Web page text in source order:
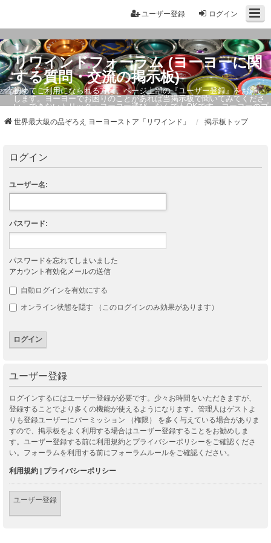
ログイン
ユーザー登録
リワインドフォーラム (ヨーヨーに関
する質問・交流の掲示板)
初めてご利用になられる方は、ページ上部の『ユーザー登録』をお願い
します。ヨーヨーでお困りのことがあれば当掲示板で聞いてみてくださ
い。できないトリック・ヨーヨー選び、なんでもOKです。ヨーヨーのプ
世界最大級の品ぞろえ ヨーヨーストア「リワインド」 掲示板トップ
ログイン
ユーザー名:
パスワード:
パスワードを忘れてしまいました
アカウント有効化メールの送信
自動ログインを有効にする
オンライン状態を隠す （このログインのみ効果があります）
ユーザー登録
ログインするにはユーザー登録が必要です。少々お時間をいただきますが、
登録することでより多くの機能が使えるようになります。管理人はゲストよ
りも登録ユーザーにパーミッション （権限） を多く与えている場合がありま
すので、掲示板をよく利用する場合はユーザー登録することをお勧めしま
す。ユーザー登録する前に利用規約とプライバシーポリシーをご確認くださ
い。フォーラムを利用する前にフォーラムルールをご確認ください。
利用規約 | プライバシーポリシー
ユーザー登録